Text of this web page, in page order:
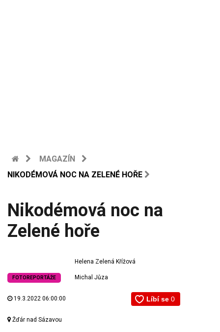
MAGAZÍN
NIKODÉMOVÁ NOC NA ZELENÉ HOŘE
Nikodémová noc na
Zelené hoře
FOTOREPORTÁŽE
Helena Zelená Křížová
Michal Jůza
19.3.2022 06:00:00
Žďár nad Sázavou